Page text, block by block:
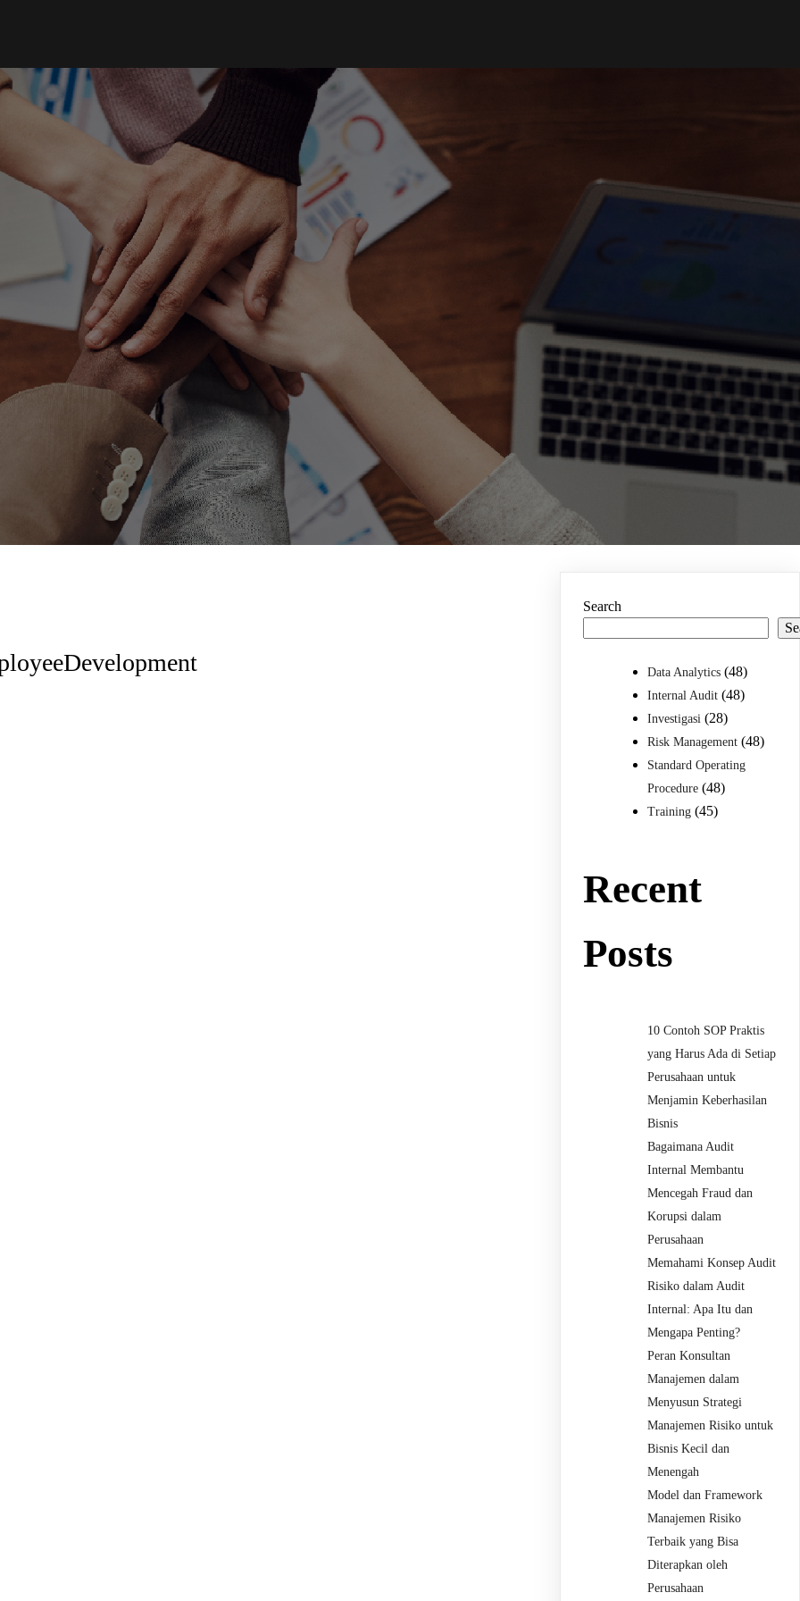
Search
Data Analytics (48)
Internal Audit (48)
Investigasi (28)
Risk Management (48)
Standard Operating
Procedure (48)
Training (45)
Recent
Posts
10 Contoh SOP Praktis
yang Harus Ada di Setiap
Perusahaan untuk
Menjamin Keberhasilan
Bisnis
Bagaimana Audit
Internal Membantu
Mencegah Fraud dan
Korupsi dalam
Perusahaan
Memahami Konsep Audit
Risiko dalam Audit
Internal: Apa Itu dan
Mengapa Penting?
Peran Konsultan
Manajemen dalam
Menyusun Strategi
Manajemen Risiko untuk
Bisnis Kecil dan
Menengah
Model dan Framework
Manajemen Risiko
Terbaik yang Bisa
Diterapkan oleh
Perusahaan